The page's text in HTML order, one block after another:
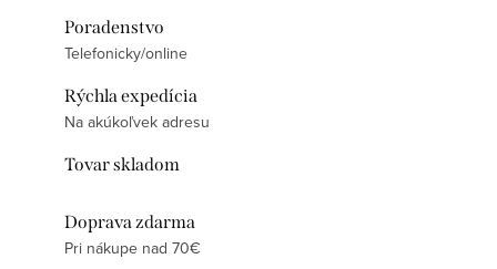
Poradenstvo
Telefonicky/online
Rýchla expedícia
Na akúkoľvek adresu
Tovar skladom
Doprava zdarma
Pri nákupe nad 70€